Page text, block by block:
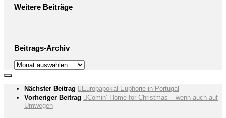
Weitere Beiträge
Beitrags-Archiv
Beitrags-
Archiv
Nächster Beitrag
Europapokal-Euphorie in Portugal
Vorheriger Beitrag
Comin‘ Home for Christmas – wenn auch auf
Umwegen